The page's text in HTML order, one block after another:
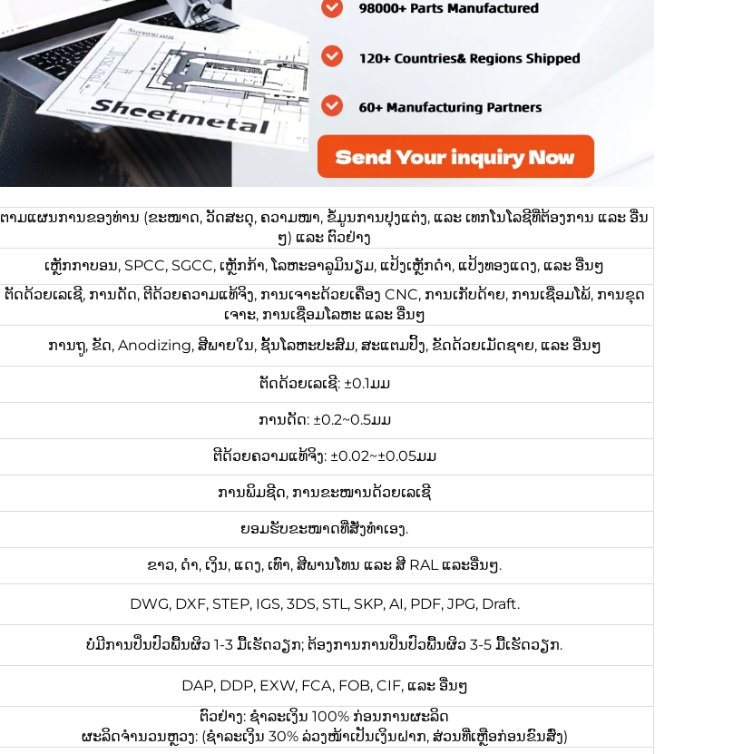
ຕາມແຜນການຂອງທ່ານ (ຂະໜາດ, ວັດສະດຸ, ຄວາມໜາ, ຂໍ້ມູນການປຸງແຕ່ງ, ແລະ ເທກໂນໂລຊີທີ່ຕ້ອງການ ແລະ ອື່ນ
ໆ) ແລະ ຕົວຢ່າງ
ເຫຼັກກາບອນ, SPCC, SGCC, ເຫຼັກກ້າ, ໂລຫະອາລູມິນຽມ, ແປ້ງເຫຼັກດຳ, ແປ້ງທອງແດງ, ແລະ ອື່ນໆ
ຕັດດ້ວຍເລເຊີ, ການດັດ, ຕີດ້ວຍຄວາມແທ້ຈິງ, ການເຈາະດ້ວຍເຄື່ອງ CNC, ການເກັບດ້າຍ, ການເຊື່ອມໂພ້, ການຂຸດ
ເຈາະ, ການເຊື່ອມໂລຫະ ແລະ ອື່ນໆ
ການຖູ, ຂັດ, Anodizing, ສີພາຍໃນ, ຊັ້ນໂລຫະປະສົມ, ສະແຕມປິ້ງ, ຂັດດ້ວຍເມັດຊາຍ, ແລະ ອື່ນໆ
ຕັດດ້ວຍເລເຊີ: ±0.1ມມ
ການດັດ: ±0.2~0.5ມມ
ຕີດ້ວຍຄວາມແທ້ຈິງ: ±0.02~±0.05ມມ
ການພິມຊີດ, ການຂະໜານດ້ວຍເລເຊີ
ຍອມຮັບຂະໜາດທີ່ສັ່ງທຳເອງ.
ຂາວ, ດຳ, ເງິນ, ແດງ, ເທົາ, ສີພານໂທນ ແລະ ສີ RAL ແລະອື່ນໆ.
DWG, DXF, STEP, IGS, 3DS, STL, SKP, AI, PDF, JPG, Draft.
ບໍ່ມີການປິ່ນປົວພື້ນຜິວ 1-3 ມື້ເຮັດວຽກ; ຕ້ອງການການປິ່ນປົວພື້ນຜິວ 3-5 ມື້ເຮັດວຽກ.
DAP, DDP, EXW, FCA, FOB, CIF, ແລະ ອື່ນໆ
ຕົວຢ່າງ: ຊຳລະເງິນ 100% ກ່ອນການຜະລິດ
ຜະລິດຈຳນວນຫຼວງ: (ຊຳລະເງິນ 30% ລ່ວງໜ້າເປັນເງິນຝາກ, ສ່ວນທີ່ເຫຼືອກ່ອນຂົນສົ່ງ)